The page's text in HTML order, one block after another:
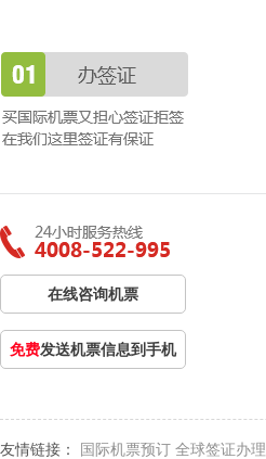
在线咨询机票
免费发送机票信息到手机
友情链接： 国际机票预订 全球签证办理